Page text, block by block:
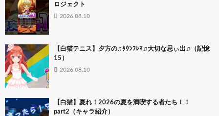
ロジェクト
2026.08.10
【白猫テニス】夕方の♫ﾀｳﾝﾌﾚﾏ♫大切な思ぃ出♫（記憶
15）
2026.08.10
【白猫】夏れ！2026の夏を満喫する者たち！！
part2（キャラ紹介）